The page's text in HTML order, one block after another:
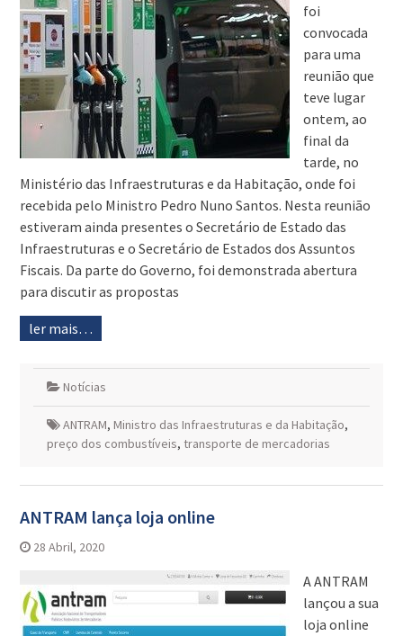
foi
convocada
para uma
reunião que
teve lugar
ontem, ao
final da
tarde, no
Ministério das Infraestruturas e da Habitação, onde foi
recebida pelo Ministro Pedro Nuno Santos. Nesta reunião
estiveram ainda presentes o Secretário de Estado das
Infraestruturas e o Secretário de Estados dos Assuntos
Fiscais. Da parte do Governo, foi demonstrada abertura
para discutir as propostas
ler mais…
Notícias
ANTRAM, Ministro das Infraestruturas e da Habitação,
preço dos combustíveis, transporte de mercadorias
ANTRAM lança loja online
28 Abril, 2020
A ANTRAM
lançou a sua
loja online